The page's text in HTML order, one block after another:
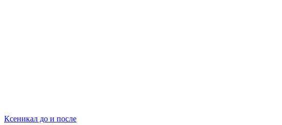
Ксеникал до и после